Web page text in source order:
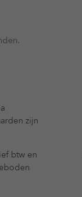
zijn
btw en